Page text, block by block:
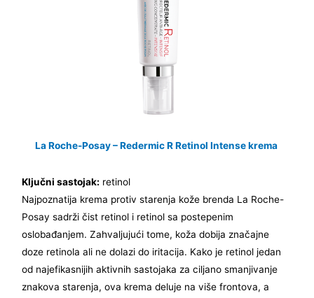
La Roche-Posay – Redermic R Retinol Intense krema
Ključni sastojak: retinol
Najpoznatija krema protiv starenja kože brenda La Roche-
Posay sadrži čist retinol i retinol sa postepenim
oslobađanjem. Zahvaljujući tome, koža dobija značajne
doze retinola ali ne dolazi do iritacija. Kako je retinol jedan
od najefikasnijih aktivnih sastojaka za ciljano smanjivanje
znakova starenja, ova krema deluje na više frontova, a